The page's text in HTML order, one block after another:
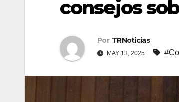
consejos
Por TRNoticias
MAY 13, 2025